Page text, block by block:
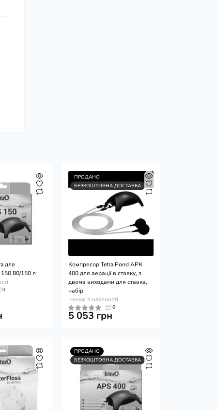
для
80/150 л
0
ПРОДАНО
БЕЗКОШТОВНА ДОСТАВКА
Компресор Tetra Pond APК
400 для аерації в ставку, з
двома виходами для ставка,
набір
Немає в наявності
0
5 053 грн
ПРОДАНО
БЕЗКОШТОВНА ДОСТАВКА